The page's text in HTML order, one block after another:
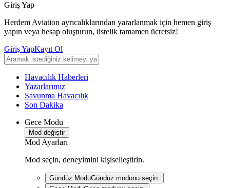
Giriş Yap
Herdem Aviation ayrıcalıklarından yararlanmak için hemen giriş
yapın veya hesap oluşturun, üstelik tamamen ücretsiz!
Giriş YapKayıt Ol
Havacılık Haberleri
Yazarlarımız
Savunma Havacılık
Son Dakika
Gece Modu
Mod değiştir
Mod Ayarları
Mod seçin, deneyimini kişiselleştirin.
Gündüz ModuGündüz modunu seçin.